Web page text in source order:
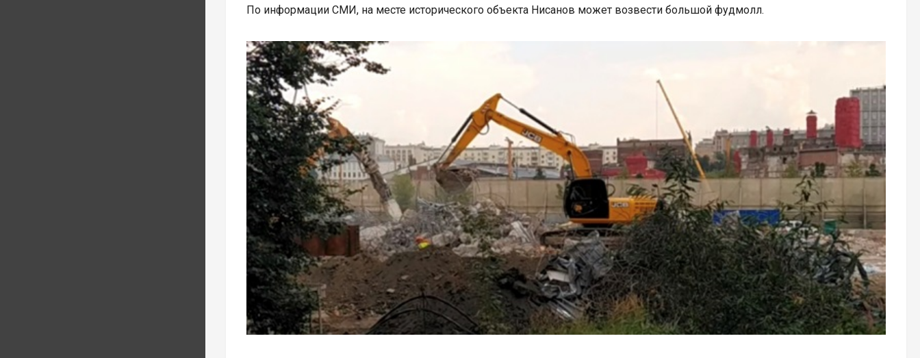
По информации СМИ, на месте исторического объекта Нисанов может возвести большой фудмолл.